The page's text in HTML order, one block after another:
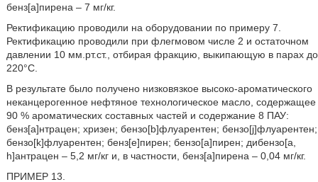
бенз[а]пирена – 7 мг/кг.
Ректификацию проводили на оборудовании по примеру 7.
Ректификацию проводили при флегмовом числе 2 и остаточном
давлении 10 мм.рт.ст., отбирая фракцию, выкипающую в парах до
220°С.
В результате было получено низковязкое высоко-ароматического
неканцерогенное нефтяное технологическое масло, содержащее
90 % ароматических составных частей и содержание 8 ПАУ:
бенз[а]нтрацен; хризен; бензо[b]флуарентен; бензо[j]флуарентен;
бензо[k]флуарентен; бенз[е]пирен; бензо[а]пирен; дибензо[a,
h]антрацен – 5,2 мг/кг и, в частности, бенз[а]пирена – 0,04 мг/кг.
ПРИМЕР 13.